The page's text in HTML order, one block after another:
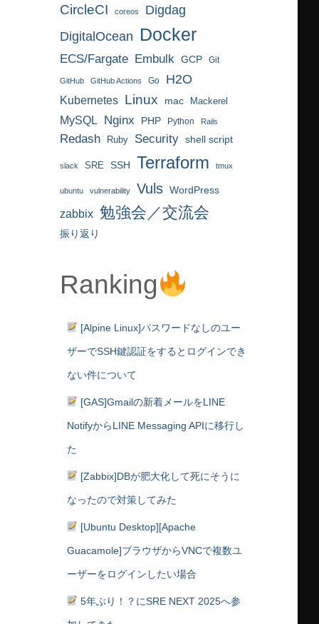
CircleCI coreos
Digdag
DigitalOcean Docker
ECS/Fargate Embulk GCP Git
GitHub GitHub Actions Go H2O
Kubernetes Linux mac Mackerel
MySQL Nginx PHP Python Rails
Redash Ruby Security shell script
slack SRE SSH Terraform tmux
ubuntu vulnerability Vuls WordPress
zabbix 勉強会／交流会
振り返り
Ranking
[Alpine Linux]パスワードなしのユー
ザーでSSH鍵認証をするとログインでき
ない件について
[GAS]Gmailの新着メールをLINE
NotifyからLINE Messaging APIに移行し
た
[Zabbix]DBが肥大化して死にそうに
なったので対策してみた
[Ubuntu Desktop][Apache
Guacamole]ブラウザからVNCで複数ユ
ーザーをログインしたい場合
5年ぶり！？にSRE NEXT 2025へ参